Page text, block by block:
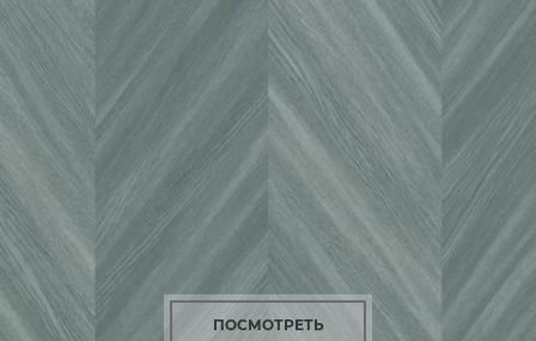
ПОСМОТРЕТЬ